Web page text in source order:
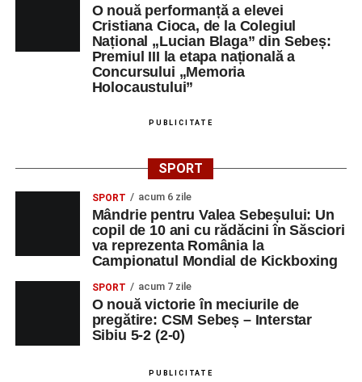
O nouă performanță a elevei
Cristiana Cioca, de la Colegiul
Național „Lucian Blaga” din Sebeș:
Premiul III la etapa națională a
Concursului „Memoria
Holocaustului”
PUBLICITATE
SPORT
SPORT acum 6 zile
Mândrie pentru Valea Sebeșului: Un
copil de 10 ani cu rădăcini în Săsciori
va reprezenta România la
Campionatul Mondial de Kickboxing
SPORT acum 7 zile
O nouă victorie în meciurile de
pregătire: CSM Sebeș – Interstar
Sibiu 5-2 (2-0)
PUBLICITATE